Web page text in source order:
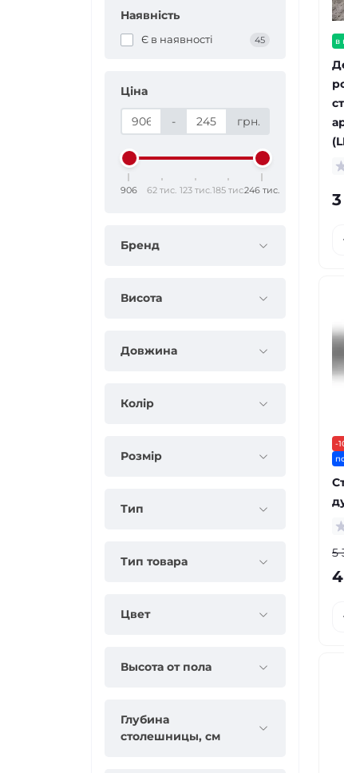
Наявність
Є в наявності 45
Ціна
- грн.
906 62 тис. 123 тис.185 тис.246 тис.
Бренд
Висота
Довжина
Колір
Розмір
Тип
Тип товара
Цвет
Высота от пола
Глубина
столешницы, см
в
-
5